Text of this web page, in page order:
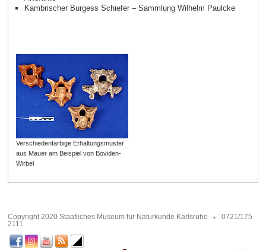
Kambrischer Burgess Schiefer – Sammlung Wilhelm Paulcke
Verschiedenfarbige Erhaltungsmuster
aus Mauer am Beispiel von Boviden-
Wirbel
Copyright 2020 Staatliches Museum für Naturkunde Karlsruhe
0721/175
2111